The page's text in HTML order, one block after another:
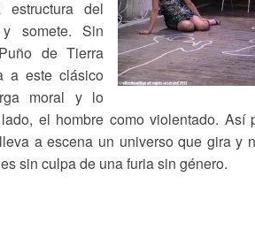
del
somete. Sin
de Tierra
a este clásico
moral y lo
el hombre como violentado. Así
a escena un universo que gira y
sin culpa de una furia sin género.